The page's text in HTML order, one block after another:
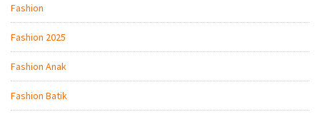
Fashion
Fashion 2025
Fashion Anak
Fashion Batik